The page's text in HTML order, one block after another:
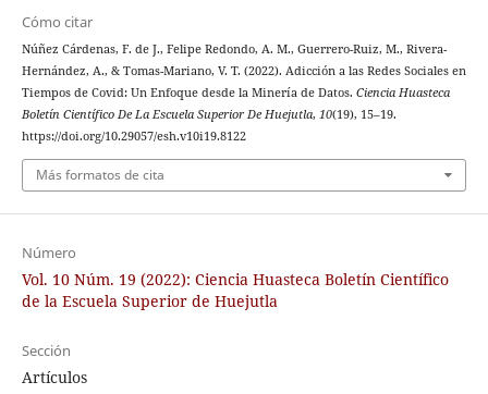
Cómo citar
Núñez Cárdenas, F. de J., Felipe Redondo, A. M., Guerrero-Ruiz, M., Rivera-
Hernández, A., & Tomas-Mariano, V. T. (2022). Adicción a las Redes Sociales en
Tiempos de Covid: Un Enfoque desde la Minería de Datos. Ciencia Huasteca
Boletín Científico De La Escuela Superior De Huejutla, 10(19), 15–19.
https://doi.org/10.29057/esh.v10i19.8122
Más formatos de cita
Número
Vol. 10 Núm. 19 (2022): Ciencia Huasteca Boletín Científico
de la Escuela Superior de Huejutla
Sección
Artículos